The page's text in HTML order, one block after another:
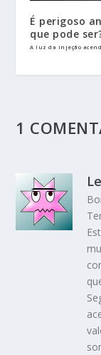
É perigoso
que pode
A luz da injeção
1